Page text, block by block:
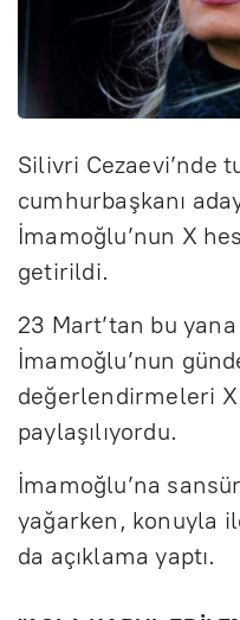
Silivri Cezaevi’nde
cumhurbaşkanı
İmamoğlu’nun X
getirildi.
23 Mart’tan bu
İmamoğlu’nun
değerlendirmeleri X
paylaşılıyordu.
İmamoğlu’na
yağarken, konuyla
da açıklama yaptı.